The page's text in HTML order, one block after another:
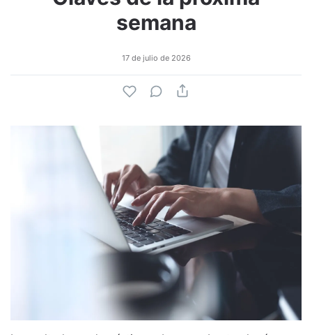
semana
17 de julio de 2026